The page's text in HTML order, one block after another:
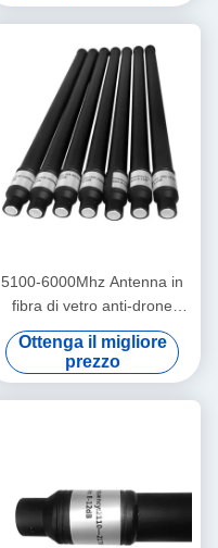
5100-6000Mhz Antenna in
fibra di vetro anti-drone
10dBi Guadagno con politica
di rimborso di ritorno di 30
giorni
Ottenga il migliore
prezzo